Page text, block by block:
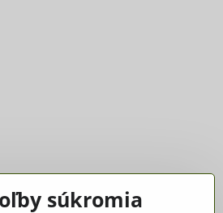
rodičovsúkromia